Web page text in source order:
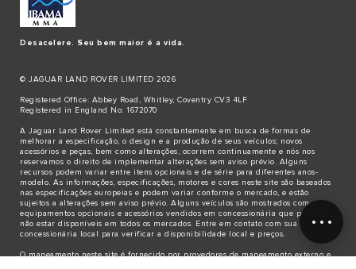
Desacelere. Seu bem maior é a vida.
© JAGUAR LAND ROVER LIMITED 2026
Registered Office: Abbey Road, Whitley, Coventry CV3 4LF
Registered in England No: 1672070
A Jaguar Land Rover Limited está constantemente em busca de formas de
melhorar a especificação, o design e a produção de seus veículos; novos
acessórios e peças, bem como alterações, ocorrem continuamente e nós nos
reservamos o direito de implementar alterações sem aviso prévio. Alguns
recursos podem variar entre itens opcionais e de série para diferentes anos-
modelo. As informações, especificações, motores e cores neste site são baseados
nas especificações europeias e podem variar conforme o mercado, e estão
sujeitos a alterações sem aviso prévio. Alguns veículos são mostrados com
equipamentos opcionais e acessórios vendidos em concessionária que podem
não estar disponíveis em todos os mercados. Entre em contato com sua
concessionária local para verificar a disponibilidade local e preços.
O mapeamento neste site é fornecido por provedores de mapeamento externo e